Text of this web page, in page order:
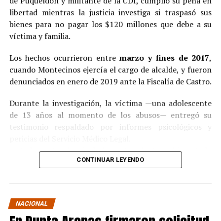
libertad mientras la justicia investiga si traspasó sus
bienes para no pagar los $120 millones que debe a su
víctima y familia.
Los hechos ocurrieron entremarzo y fines de 2017,
cuando Montecinos ejercía el cargo de alcalde, y fueron
denunciados en enero de 2019 ante la Fiscalía de Castro.
Durante la investigación, la víctima —una adolescente
de 13 años al momento de los abusos— entregó su
testimonio respaldado por informes psicológicos y
Ante la contundencia de los antecedentes, el imputado
aceptó los cargosen un procedimiento abreviado,
La condena y el cumplimiento en libertad
ElJuzgado de Garantía de Castrodictó sentencia en
CONTINUAR LEYENDO
NACIONAL